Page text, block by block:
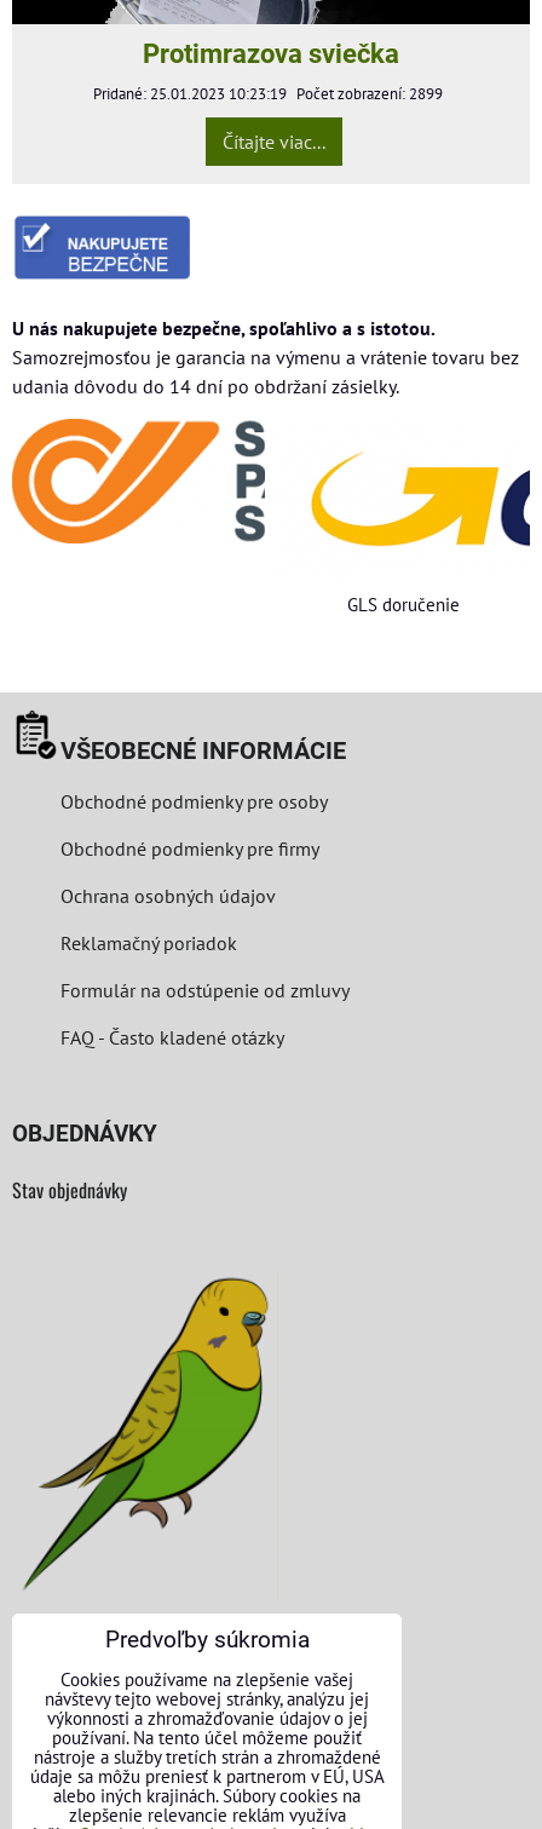
Protimrazova sviečka
Pridané: 25.01.2023 10:23:19 Počet zobrazení: 2899
Čítajte viac...
U nás nakupujete bezpečne, spoľahlivo a s istotou.
Samozrejmosťou je garancia na výmenu a vrátenie tovaru bez
udania dôvodu do 14 dní po obdržaní zásielky.
GLS doručenie
VŠEOBECNÉ INFORMÁCIE
Obchodné podmienky pre osoby
Obchodné podmienky pre firmy
Ochrana osobných údajov
Reklamačný poriadok
Formulár na odstúpenie od zmluvy
FAQ - Často kladené otázky
OBJEDNÁVKY
Stav objednávky
KONTAKTNÉ ÚDAJE
O nás
Kontakt
Požičovňa náradia
Predvoľby súkromia
Cookies používame na zlepšenie vašej
návštevy tejto webovej stránky, analýzu jej
výkonnosti a zhromažďovanie údajov o jej
používaní. Na tento účel môžeme použiť
nástroje a služby tretích strán a zhromaždené
údaje sa môžu preniesť k partnerom v EÚ, USA
alebo iných krajinách. Súbory cookies na
zlepšenie relevancie reklám využíva